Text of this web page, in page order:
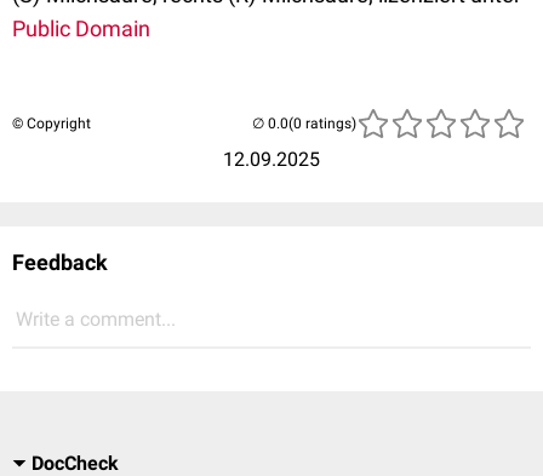
Public Domain
© Copyright
12.09.2025
(0 ratings)
Feedback
Write a comment...
DocCheck